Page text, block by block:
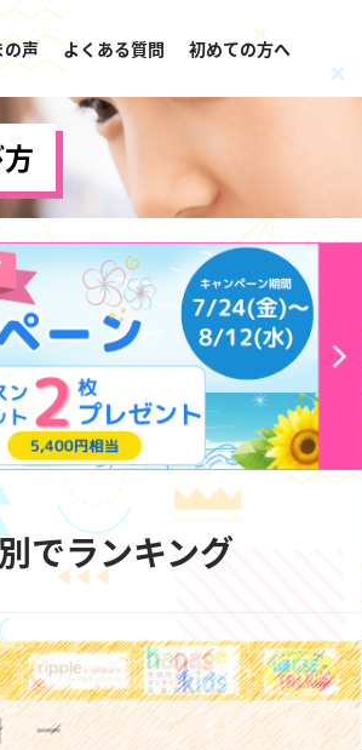
の声 よくある質問 初めての方へ
でランキング